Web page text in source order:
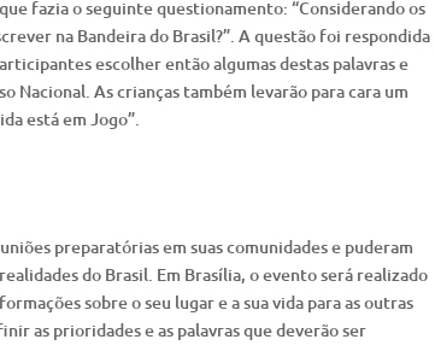
fazia o seguinte questionamento: “Considerando os
na Bandeira do Brasil?”. A questão foi respondida
escolher então algumas destas palavras e
Nacional. As crianças também levarão para cara um
está em Jogo”.
preparatórias em suas comunidades e puderam
do Brasil. Em Brasília, o evento será realizado
sobre o seu lugar e a sua vida para as outras
as prioridades e as palavras que deverão ser